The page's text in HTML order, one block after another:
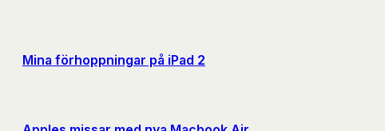
Mina förhoppningar på iPad 2